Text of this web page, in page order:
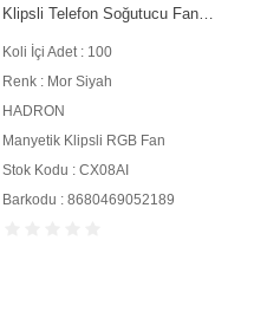
Klipsli Telefon Soğutucu Fan
Koli İçi Adet : 100
Renk : Mor Siyah
HADRON
Manyetik Klipsli RGB Fan
Stok Kodu : CX08AI
Barkodu : 8680469052189